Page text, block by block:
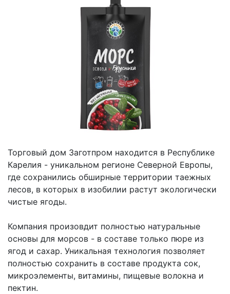
Торговый дом Заготпром находится в Республике
Карелия - уникальном регионе Северной Европы,
где сохранились обширные территории таежных
лесов, в которых в изобилии растут экологически
чистые ягоды.
Компания произовдит полностью натуральные
основы для морсов - в составе только пюре из
ягод и сахар. Уникальная технология позволяет
полностью сохранить в составе продукта сок,
микроэлементы, витамины, пищевые волокна и
пектин.